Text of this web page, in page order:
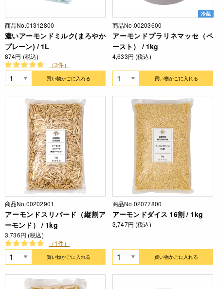
商品No.01312800
濃いアーモンドミルク(まろやか
プレーン) / 1L
874円 (税込)
（3件）
買い物かごに入れる
冷蔵
商品No.00203600
アーモンドプラリネマッセ（ペ
ースト） / 1kg
4,633円 (税込)
買い物かごに入れる
商品No.00202901
アーモンドスリバード（縦割ア
ーモンド） / 1kg
3,736円 (税込)
（1件）
買い物かごに入れる
商品No.02077800
アーモンドダイス 16割 / 1kg
3,747円 (税込)
買い物かごに入れる